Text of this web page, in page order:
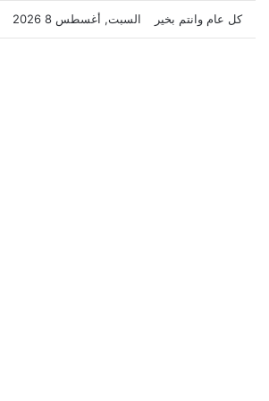
كل عام وانتم بخير السبت, أغسطس 8 2026